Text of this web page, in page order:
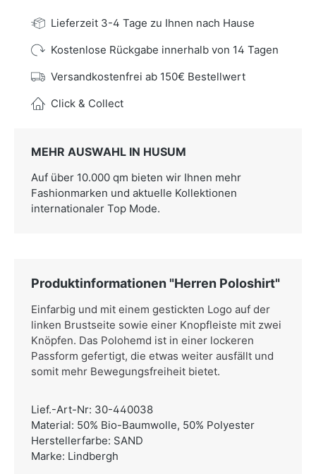
Lieferzeit 3-4 Tage zu Ihnen nach Hause
Kostenlose Rückgabe innerhalb von 14 Tagen
Versandkostenfrei ab 150€ Bestellwert
Click & Collect
MEHR AUSWAHL IN HUSUM
Auf über 10.000 qm bieten wir Ihnen mehr
Fashionmarken und aktuelle Kollektionen
internationaler Top Mode.
Produktinformationen "Herren Poloshirt"
Einfarbig und mit einem gestickten Logo auf der
linken Brustseite sowie einer Knopfleiste mit zwei
Knöpfen. Das Polohemd ist in einer lockeren
Passform gefertigt, die etwas weiter ausfällt und
somit mehr Bewegungsfreiheit bietet.
Lief.-Art-Nr: 30-440038
Material: 50% Bio-Baumwolle, 50% Polyester
Herstellerfarbe: SAND
Marke: Lindbergh